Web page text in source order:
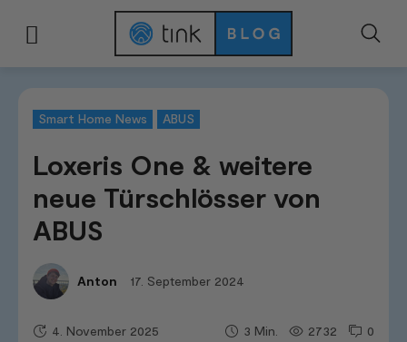
Smart Home News ABUS
Loxeris One & weitere
neue Türschlösser von
ABUS
Anton 17. September 2024
0
2732
3 Min.
4. November 2025